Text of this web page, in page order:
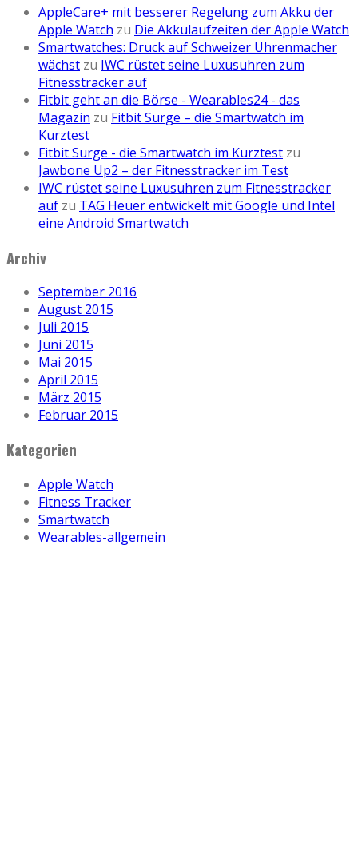
AppleCare+ mit besserer Regelung zum Akku der
Apple Watch zu Die Akkulaufzeiten der Apple Watch
Smartwatches: Druck auf Schweizer Uhrenmacher
wächst zu IWC rüstet seine Luxusuhren zum
Fitnesstracker auf
Fitbit geht an die Börse - Wearables24 - das
Magazin zu Fitbit Surge – die Smartwatch im
Kurztest
Fitbit Surge - die Smartwatch im Kurztest zu
Jawbone Up2 – der Fitnesstracker im Test
IWC rüstet seine Luxusuhren zum Fitnesstracker
auf zu TAG Heuer entwickelt mit Google und Intel
eine Android Smartwatch
Archiv
September 2016
August 2015
Juli 2015
Juni 2015
Mai 2015
April 2015
März 2015
Februar 2015
Kategorien
Apple Watch
Fitness Tracker
Smartwatch
Wearables-allgemein